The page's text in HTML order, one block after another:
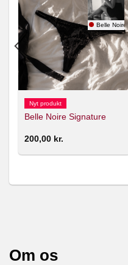
Belle Noire
Nyt produkt
Belle Noire Signature
200,00 kr.
Om os